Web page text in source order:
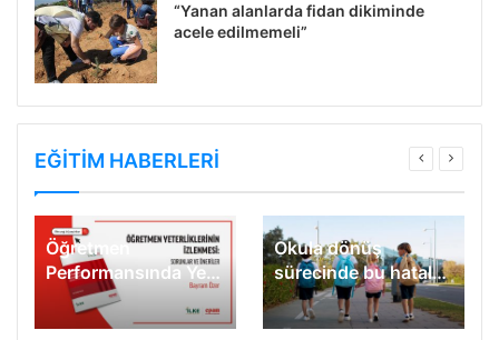
“Yanan alanlarda fidan dikiminde
acele edilmemeli”
EĞİTİM HABERLERİ
Öğretmen
Performansında Yeni
Eşik: Yapay Zeka ile
Kişiselleştirilmiş
Okula dönüş
sürecinde bu hataları
yapmayın